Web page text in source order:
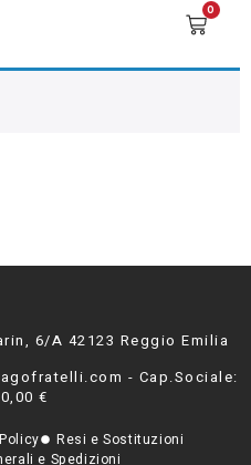
0
6/A 42123 Reggio Emilia
- Cap.Sociale:
€
Resi e Sostituzioni
e Spedizioni